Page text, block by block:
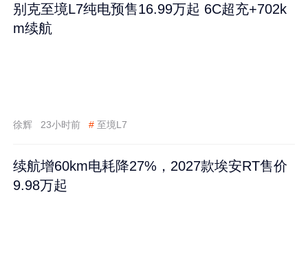
别克至境L7纯电预售16.99万起 6C超充+702k
m续航
徐辉 23小时前 # 至境L7
续航增60km电耗降27%，2027款埃安RT售价
9.98万起